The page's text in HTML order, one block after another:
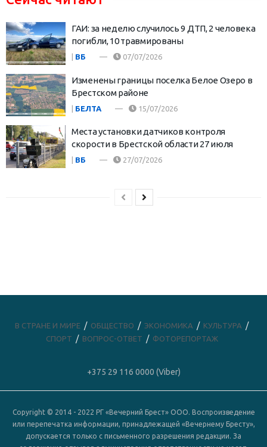
ГАИ: за неделю случилось 9 ДТП, 2 человека
погибли, 10 травмированы
ВБ 07/07/2026
Изменены границы поселка Белое Озеро в
Брестском районе
| БЕЛТА 15/07/2026
Места установки датчиков контроля
скорости в Брестской области 27 июля
ВБ 27/07/2026
В СТРАНЕ И МИРЕ ОБЩЕСТВО ЭКОНОМИКА
КУЛЬТУРА
СПОРТ
ВОПРОС-ОТВЕТ ФОТОРЕПОРТАЖ
+375 29 116 0000 (Viber)
Copyright © 2014 - 2022 РГ «Вечерний Брест» ООО. Воспроизведение
или перепечатка информации, принадлежащей «Вечернему Бресту»,
допускается только с письменного разрешения редакции. За